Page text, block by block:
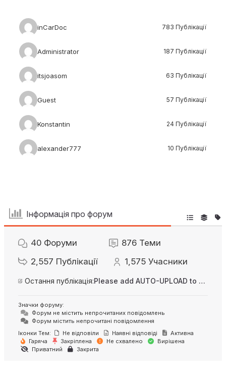
inCarDoc 783 Публікації
Administrator 187 Публікації
itsjoasom 63 Публікації
Guest 57 Публікації
Konstantin 24 Публікації
alexander777 10 Публікації
Інформація про форум
40 Форуми 876 Теми
2,557 Публікації 1,575 Учасники
Остання публікація: Please add AUTO-UPLOAD to server option + 2FA/MFA
Значки форуму:
Форум не містить непрочитаних повідомлень
Форум містить непрочитані повідомлення
Іконки Тем:
Не відповіли Наявні відповіді
Активна
Гаряча
Закріплена Не схвалено
Вирішена
Приватний
Закрита